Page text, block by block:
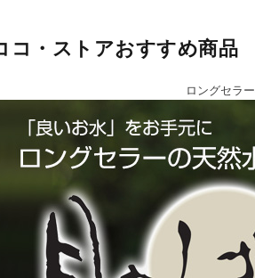
コ・ストアおすすめ商品
ロングセラ